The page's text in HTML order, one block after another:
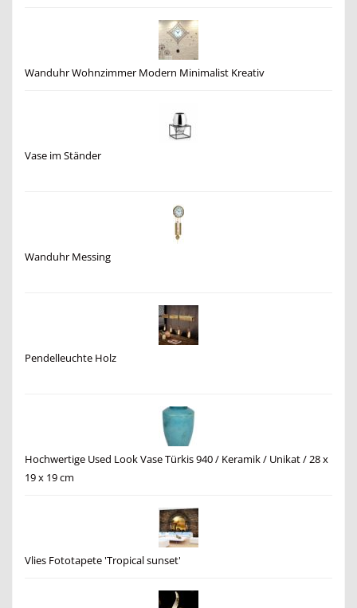
Wanduhr Wohnzimmer Modern Minimalist Kreativ
Vase im Ständer
Wanduhr Messing
Pendelleuchte Holz
Hochwertige Used Look Vase Türkis 940 / Keramik / Unikat / 28 x
19 x 19 cm
Vlies Fototapete 'Tropical sunset'